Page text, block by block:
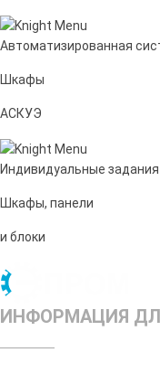
Автоматизированная
Шкафы
АСКУЭ
Индивидуальные задания
Шкафы, панели
и блоки
ИНФОРМАЦИЯ